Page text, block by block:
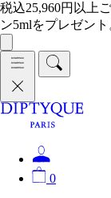
税込25,960円以上
ン5mlをプレゼント
0